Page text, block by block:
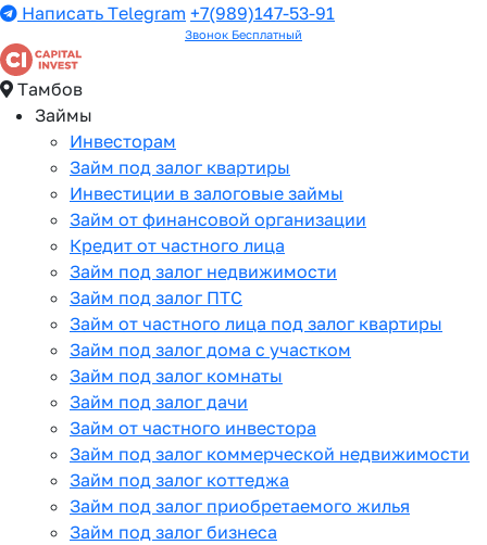
Написать Telegram +7(989)147-53-91
Звонок Бесплатный
Тамбов
Займы
Инвесторам
Займ под залог квартиры
Инвестиции в залоговые займы
Займ от финансовой организации
Кредит от частного лица
Займ под залог недвижимости
Займ под залог ПТС
Займ от частного лица под залог квартиры
Займ под залог дома с участком
Займ под залог комнаты
Займ под залог дачи
Займ от частного инвестора
Займ под залог коммерческой недвижимости
Займ под залог коттеджа
Займ под залог приобретаемого жилья
Займ под залог бизнеса